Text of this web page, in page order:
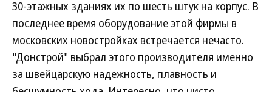
30-этажных зданиях их по шесть штук на корпус. В
последнее время оборудование этой фирмы в
московских новостройках встречается нечасто.
"Донстрой" выбрал этого производителя именно
за швейцарскую надежность, плавность и